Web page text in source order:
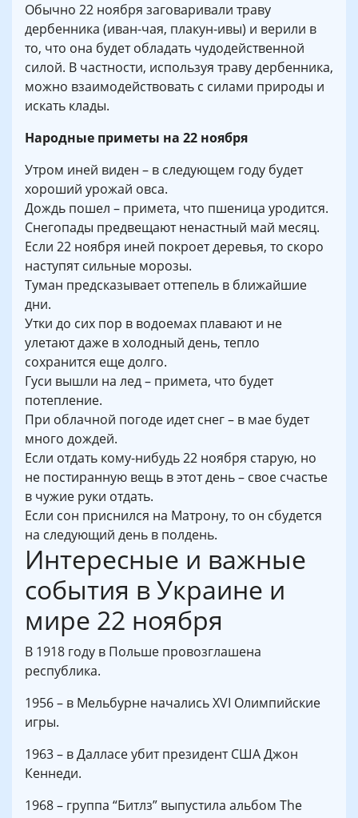
Обычно 22 ноября заговаривали траву
дербенника (иван-чая, плакун-ивы) и верили в
то, что она будет обладать чудодейственной
силой. В частности, используя траву дербенника,
можно взаимодействовать с силами природы и
искать клады.
Народные приметы на 22 ноября
Утром иней виден – в следующем году будет
хороший урожай овса.
Дождь пошел – примета, что пшеница уродится.
Снегопады предвещают ненастный май месяц.
Если 22 ноября иней покроет деревья, то скоро
наступят сильные морозы.
Туман предсказывает оттепель в ближайшие
дни.
Утки до сих пор в водоемах плавают и не
улетают даже в холодный день, тепло
сохранится еще долго.
Гуси вышли на лед – примета, что будет
потепление.
При облачной погоде идет снег – в мае будет
много дождей.
Если отдать кому-нибудь 22 ноября старую, но
не постиранную вещь в этот день – свое счастье
в чужие руки отдать.
Если сон приснился на Матрону, то он сбудется
на следующий день в полдень.
Интересные и важные
события в Украине и
мире 22 ноября
В 1918 году в Польше провозглашена
республика.
1956 – в Мельбурне начались XVI Олимпийские
игры.
1963 – в Далласе убит президент США Джон
Кеннеди.
1968 – группа “Битлз” выпустила альбом The